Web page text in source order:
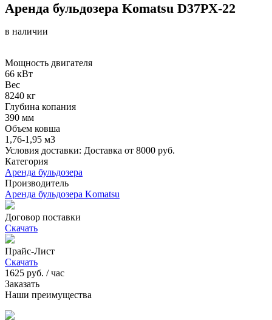
Аренда бульдозера Komatsu D37PX-22
в наличии
Мощность двигателя
66 кВт
Вес
8240 кг
Глубина копания
390 мм
Объем ковша
1,76-1,95 м3
Условия доставки: Доставка от 8000 руб.
Категория
Аренда бульдозера
Производитель
Аренда бульдозера Komatsu
Договор поставки
Скачать
Прайс-Лист
Скачать
1625 руб. / час
Заказать
Наши преимущества